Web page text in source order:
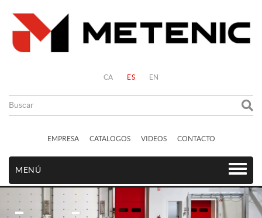
CA ES EN
EMPRESA CATALOGOS VIDEOS CONTACTO
MENÚ